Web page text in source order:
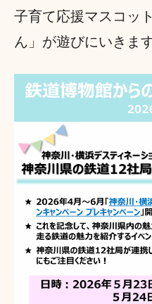
子育て応援マスコッ
ん」が遊びにいきま